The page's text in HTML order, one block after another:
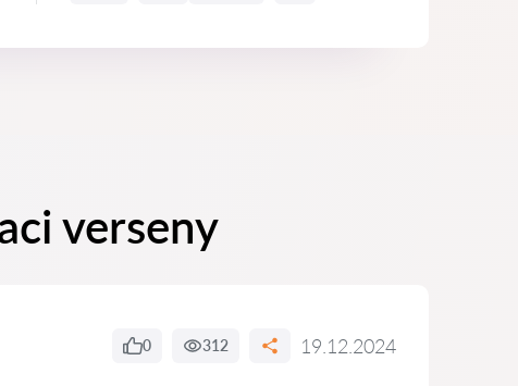
verseny
0 312 19.12.2024